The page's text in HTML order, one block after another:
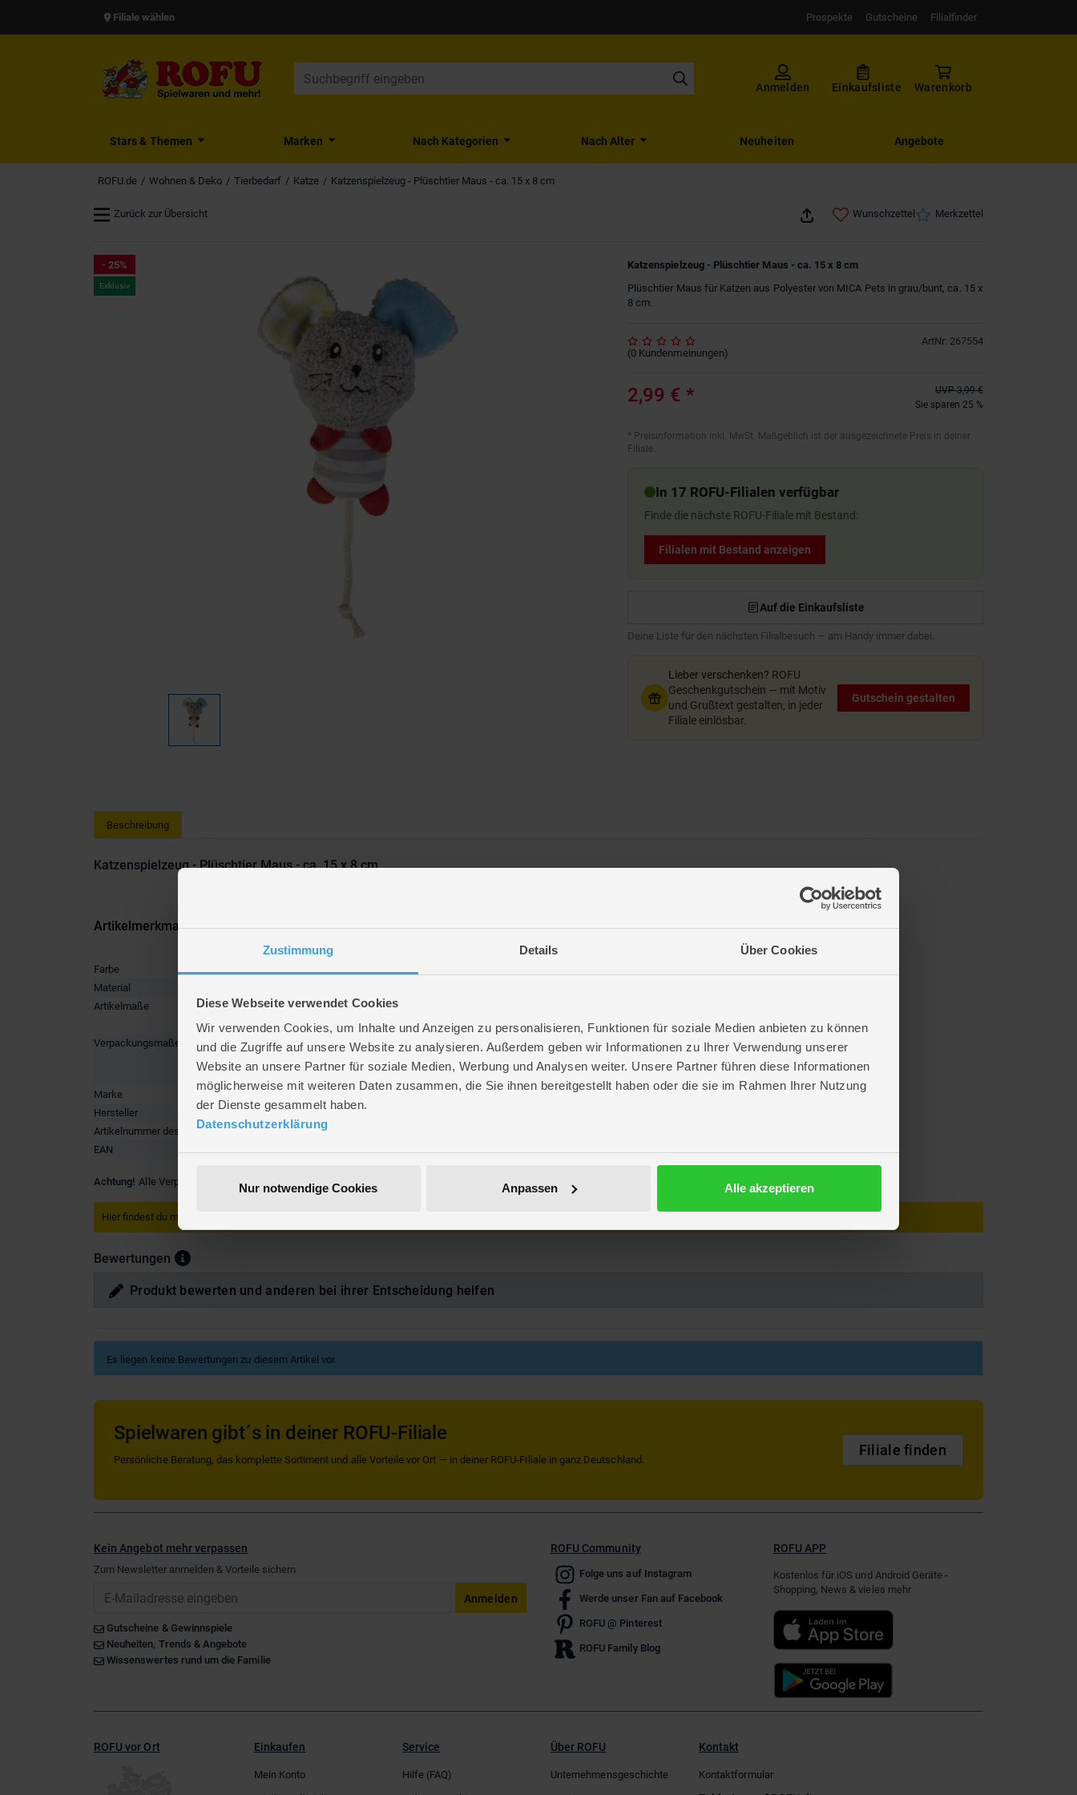
Zustimmung Details Über Cookies
Diese Webseite verwendet Cookies
Wir verwenden Cookies, um Inhalte und Anzeigen zu personalisieren, Funktionen für soziale Medien anbieten zu können
und die Zugriffe auf unsere Website zu analysieren. Außerdem geben wir Informationen zu Ihrer Verwendung unserer
Website an unsere Partner für soziale Medien, Werbung und Analysen weiter. Unsere Partner führen diese Informationen
möglicherweise mit weiteren Daten zusammen, die Sie ihnen bereitgestellt haben oder die sie im Rahmen Ihrer Nutzung
der Dienste gesammelt haben.
Datenschutzerklärung
Nur notwendige Cookies Anpassen Alle akzeptieren
Filiale wählen Prospekte Gutscheine Filialfinder
Anmelden Einkaufsliste Warenkorb
Stars & Themen Marken Nach Kategorien Nach Alter Neuheiten Angebote
ROFU.de Wohnen & Deko Tierbedarf Katze Katzenspielzeug - Plüschtier Maus - ca. 15 x 8 cm
Zurück zur Übersicht Wunschzettel Merkzettel
- 25%
Exklusiv
Katzenspielzeug - Plüschtier Maus - ca. 15 x 8 cm
Plüschtier Maus für Katzen aus Polyester von MICA Pets in grau/bunt, ca. 15 x
8 cm.
ArtNr: 267554
(0 Kundenmeinungen)
2,99 € * UVP 3,99 €
Sie sparen 25 %
* Preisinformation inkl. MwSt. Maßgeblich ist der ausgezeichnete Preis in deiner
Filiale.
In 17 ROFU-Filialen verfügbar
Finde die nächste ROFU-Filiale mit Bestand:
Filialen mit Bestand anzeigen
Auf die Einkaufsliste
Deine Liste für den nächsten Filialbesuch — am Handy immer dabei.
Lieber verschenken? ROFU
Geschenkgutschein — mit Motiv
und Grußtext gestalten, in jeder
Filiale einlösbar.
Gutschein gestalten
Beschreibung
Katzenspielzeug - Plüschtier Maus - ca. 15 x 8 cm
Artikelmerkmale
Farbe
grau, multicolor
Material
Artikelmaße
Länge ca. 15 cm
Breite ca. 8 cm
Verpackungsmaße
Länge ca. 7,5 cm
Höhe ca. 10,3 cm
Marke
Hersteller
mica pets
Artikelnummer des Herstellers
B 51279
EAN
4016096512798
Achtung! Alle Verpackungsmaterialien entfernen. Bitte aufbewahren für evtl. Schriftverkehr. Tierspielzeug generell nur unter Aufsicht verwenden und sind nicht unzerstörbar!
Hier findest du mehr
Bewertungen
Produkt bewerten und anderen bei ihrer Entscheidung helfen
Es liegen keine Bewertungen zu diesem Artikel vor.
Spielwaren gibt´s in deiner ROFU-Filiale
Persönliche Beratung, das komplette Sortiment und alle Vorteile vor Ort — in deiner ROFU-Filiale in ganz Deutschland.
Filiale finden
Kein Angebot mehr verpassen
Zum Newsletter anmelden & Vorteile sichern
Anmelden
Gutscheine & Gewinnspiele
Neuheiten, Trends & Angebote
Wissenswertes rund um die Familie
ROFU Community
Folge uns auf Instagram
Werde unser Fan auf Facebook
ROFU @ Pinterest
ROFU Family Blog
ROFU APP
Kostenlos für iOS und Android Geräte -
Shopping, News & vieles mehr
ROFU vor Ort Einkaufen
Mein Konto
Service
Hilfe (FAQ)
Über ROFU
Unternehmensgeschichte
Kontakt
Kontaktformular